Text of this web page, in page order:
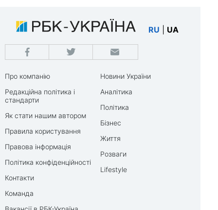
RU UA
Про компанію
Редакційна політика і
стандарти
Як стати нашим автором
Правила користування
Правова інформація
Політика конфіденційності
Контакти
Команда
Новини України
Аналітика
Політика
Бізнес
Життя
Розваги
Lifestyle